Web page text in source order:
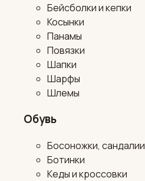
Бейсболки и кепки
Косынки
Панамы
Повязки
Шапки
Шарфы
Шлемы
Обувь
Босоножки, сандалии
Ботинки
Кеды и кроссовки